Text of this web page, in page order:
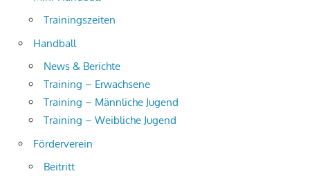
Trainingszeiten
Handball
News & Berichte
Training – Erwachsene
Training – Männliche Jugend
Training – Weibliche Jugend
Förderverein
Beitritt